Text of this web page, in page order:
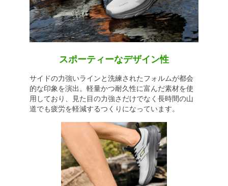
スポーティーなデザイン性
サイドの力強いラインと洗練されたフォルムが都会
的な印象を演出。軽量かつ耐久性に富んだ素材を使
用しており、見た目の力強さだけでなく長時間の山
道でも疲労を軽減するつくりになっています。